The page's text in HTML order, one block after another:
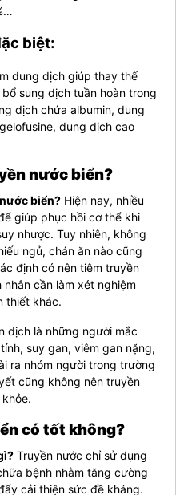
biệt:
dung dịch giúp thay thế
sung dịch tuần hoàn trong
dịch chứa albumin, dung
dung dịch cao
nước biển?
biển? Hiện nay, nhiều
giúp phục hồi cơ thể khi
nhược. Tuy nhiên, không
ngủ, chán ăn nào cũng
định có nên tiêm truyền
cần làm xét nghiệm
thiết khác.
dịch là những người mắc
suy gan, viêm gan nặng,
ra nhóm người trong trường
cũng không nên truyền
có tốt không?
Truyền nước chỉ sử dụng
bệnh nhằm tăng cường
cải thiện sức đề kháng.